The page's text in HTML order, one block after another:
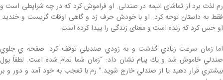
رم لذت برد از تماشای انیمه در صندلی. او فراموش کرد که در چه شرایطی است و
فقط به داستان توجه کرد. او با خودش حرف زد و گاهی اوقات گریست و خندید.
او حس کرد که زنده است و معنای زندگی را پیدا کرده است.
اما زمان سرعت زيادي گذشت و به زودي صنديلي توقف كرد. صفحه ي جلوي
صندلي خاموش شد و يك پيام نشان داد: “زمان شما تمام شده است. لطفاً پول
بيشتري قرار دهيد يا از صندلي خارج شويد.” رم با تعجب به خود آمد و دور و بر